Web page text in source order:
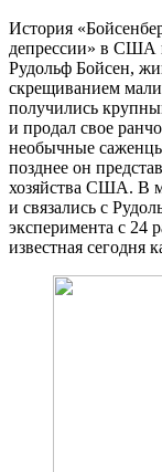
История
депрессии» в США
Рудольф Бойсен,
скрещиванием
получились
и продал свое
необычные
позднее он
хозяйства США. В
и связались с
эксперимента с 24
известная сегодня